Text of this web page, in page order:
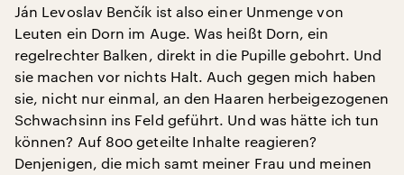
Ján Levoslav Benčík ist also einer Unmenge von
Leuten ein Dorn im Auge. Was heißt Dorn, ein
regelrechter Balken, direkt in die Pupille gebohrt. Und
sie machen vor nichts Halt. Auch gegen mich haben
sie, nicht nur einmal, an den Haaren herbeigezogenen
Schwachsinn ins Feld geführt. Und was hätte ich tun
können? Auf 800 geteilte Inhalte reagieren?
Denjenigen, die mich samt meiner Frau und meinen